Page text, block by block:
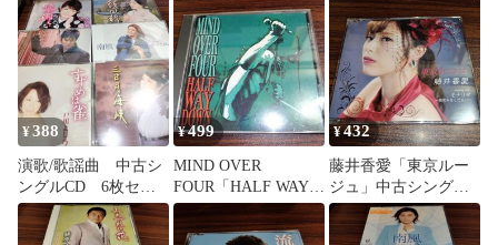
¥388
演歌/歌謡曲 中古シ
ングルCD 6枚セッ
ト 訳あり処分特価
品 管理番号260806-
¥499
MIND OVER
FOUR「HALF WAY
DOWN」輸入盤中古
CD オルタナティヴ
¥432
藤井香愛「東京ルー
ジュ」中古シングル
CD 演歌/歌謡曲 管
理番号260806-140